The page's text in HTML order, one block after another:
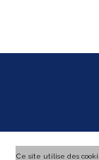
Ce site utilise des